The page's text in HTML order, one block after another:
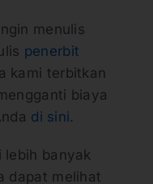
menulis
penerbit
kami terbitkan
biaya
di sini.
lebih banyak
dapat melihat